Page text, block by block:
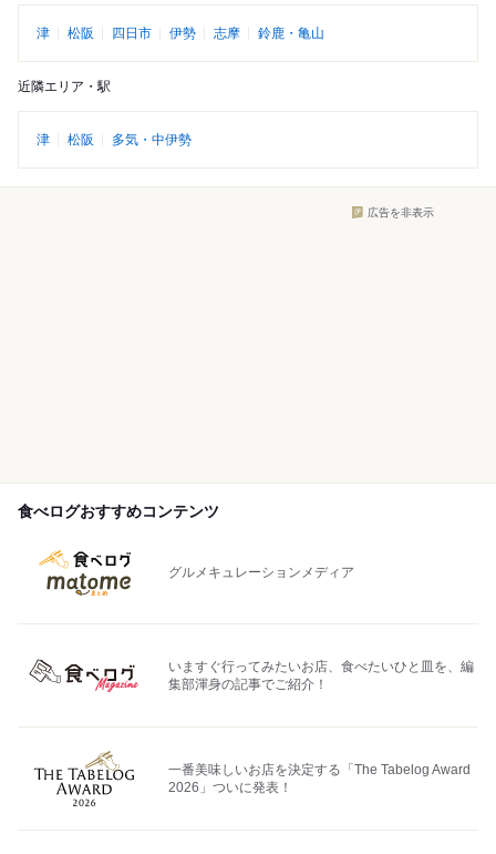
津 松阪 四日市 伊勢 志摩 鈴鹿・亀山
近隣エリア・駅
津 松阪 多気・中伊勢
広告を非表示
食べログおすすめコンテンツ
グルメキュレーションメディア
いますぐ行ってみたいお店、食べたいひと皿を、編
集部渾身の記事でご紹介！
一番美味しいお店を決定する「The Tabelog Award
2026」ついに発表！